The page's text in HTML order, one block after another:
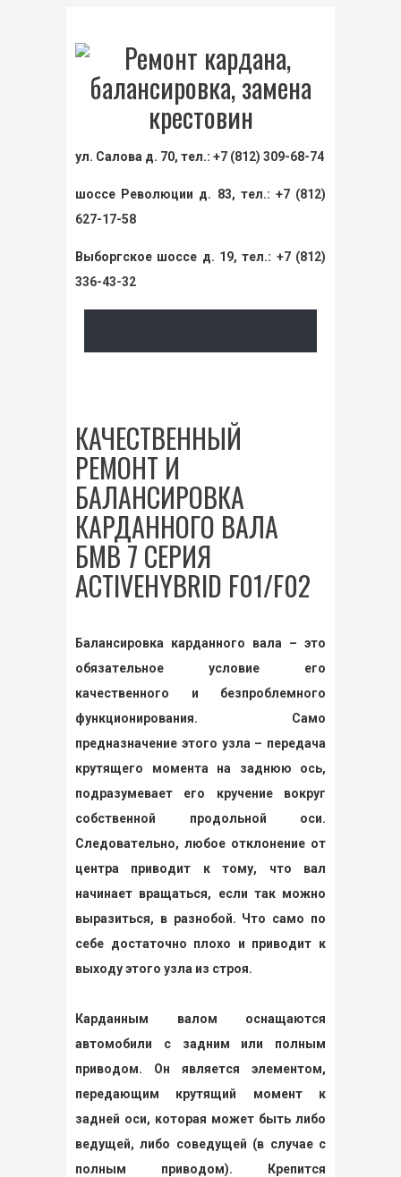
ул. Салова д. 70, тел.: +7 (812) 309-68-74
шоссе Революции д. 83, тел.: +7 (812)
627-17-58
Выборгское шоссе д. 19, тел.: +7 (812)
336-43-32
КАЧЕСТВЕННЫЙ
РЕМОНТ И
БАЛАНСИРОВКА
КАРДАННОГО ВАЛА
БМВ 7 СЕРИЯ
ACTIVEHYBRID F01/F02
Балансировка карданного вала – это
обязательное условие его
качественного и безпроблемного
функционирования. Само
предназначение этого узла – передача
крутящего момента на заднюю ось,
подразумевает его кручение вокруг
собственной продольной оси.
Следовательно, любое отклонение от
центра приводит к тому, что вал
начинает вращаться, если так можно
выразиться, в разнобой. Что само по
себе достаточно плохо и приводит к
выходу этого узла из строя.
Карданным валом оснащаются
автомобили с задним или полным
приводом. Он является элементом,
передающим крутящий момент к
задней оси, которая может быть либо
ведущей, либо соведущей (в случае с
полным приводом). Крепится